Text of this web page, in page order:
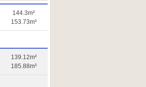
144.3m²
153.73m²
139.12m²
185.88m²